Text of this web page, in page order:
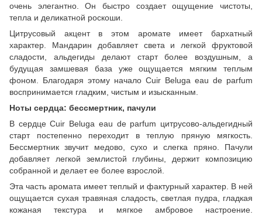
очень элегантно. Он быстро создает ощущение чистоты,
тепла и деликатной роскоши.
Цитрусовый акцент в этом аромате имеет бархатный
характер. Мандарин добавляет света и легкой фруктовой
сладости, альдегиды делают старт более воздушным, а
будущая замшевая база уже ощущается мягким теплым
фоном. Благодаря этому начало Cuir Beluga eau de parfum
воспринимается гладким, чистым и изысканным.
Ноты сердца: бессмертник, пачули
В сердце Cuir Beluga eau de parfum цитрусово-альдегидный
старт постепенно переходит в теплую пряную мягкость.
Бессмертник звучит медово, сухо и слегка пряно. Пачули
добавляет легкой землистой глубины, держит композицию
собранной и делает ее более взрослой.
Эта часть аромата имеет теплый и фактурный характер. В ней
ощущается сухая травяная сладость, светлая пудра, гладкая
кожаная текстура и мягкое амбровое настроение.